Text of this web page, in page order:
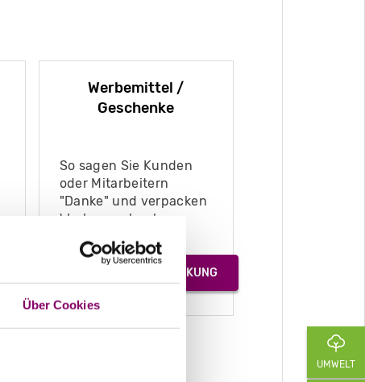
Über Cookies
Werbemittel /
Geschenke
So sagen Sie Kunden
oder Mitarbeitern
"Danke" und verpacken
Werbegeschenke.
GESCHENKVERPACKUNG
UMWELT